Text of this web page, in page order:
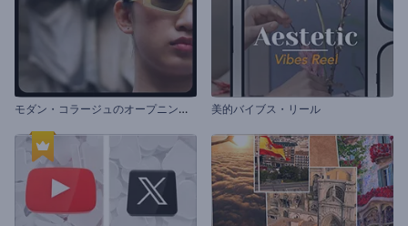
モ
ダン・コラージュのオープニング動画 美的バイブス・リール